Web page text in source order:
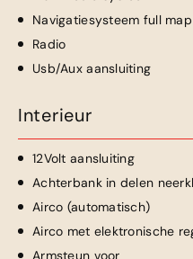
Navigatiesysteem full map
Radio
Usb/Aux aansluiting
Interieur
12Volt aansluiting
Achterbank in delen
Airco (automatisch)
Airco met elektronische
Armsteun voor